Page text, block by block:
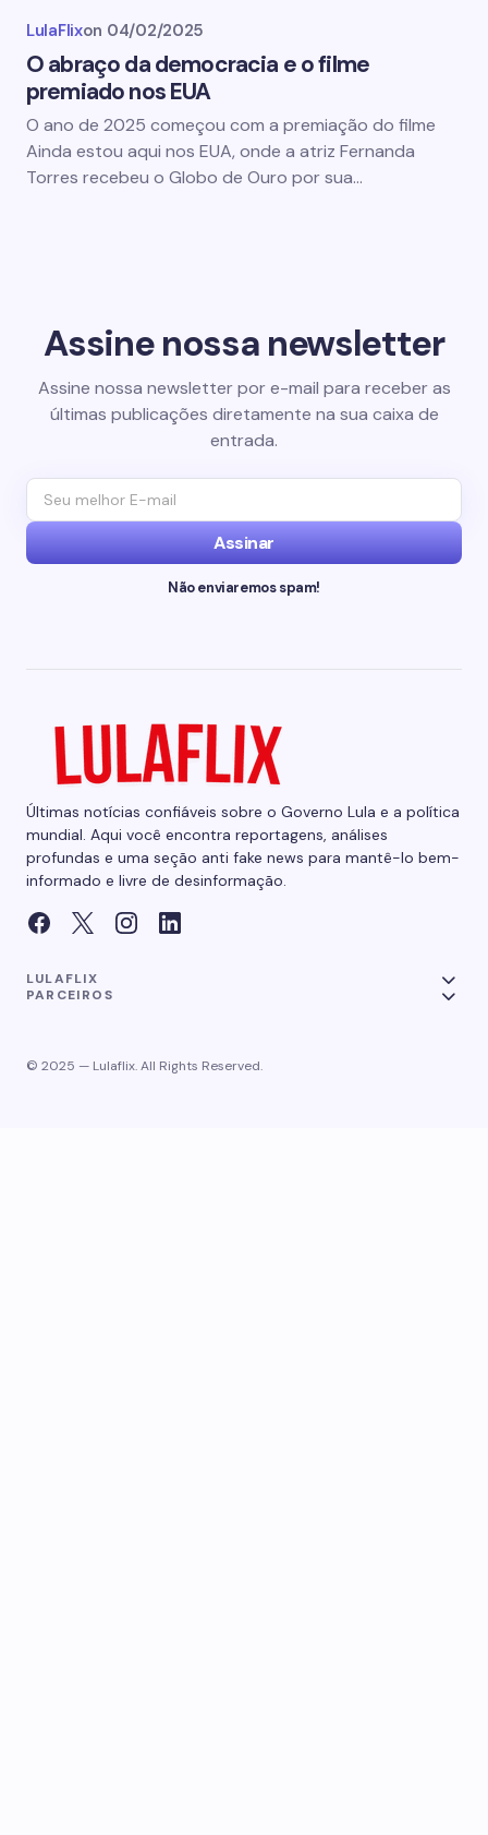
LulaFlixon 04/02/2025
O abraço da democracia e o filme
premiado nos EUA
O ano de 2025 começou com a premiação do filme
Ainda estou aqui nos EUA, onde a atriz Fernanda
Torres recebeu o Globo de Ouro por sua…
Assine nossa newsletter
Assine nossa newsletter por e-mail para receber as
últimas publicações diretamente na sua caixa de
entrada.
Assinar
Não enviaremos spam!
Últimas notícias confiáveis sobre o Governo Lula e a política
mundial. Aqui você encontra reportagens, análises
profundas e uma seção anti fake news para mantê-lo bem-
informado e livre de desinformação.
LULAFLIX
PARCEIROS
© 2025 — Lulaflix. All Rights Reserved.